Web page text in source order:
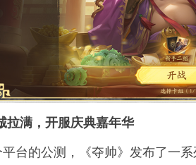
拉满，开服庆典嘉年华
台的公测，《夺帅》发布了一